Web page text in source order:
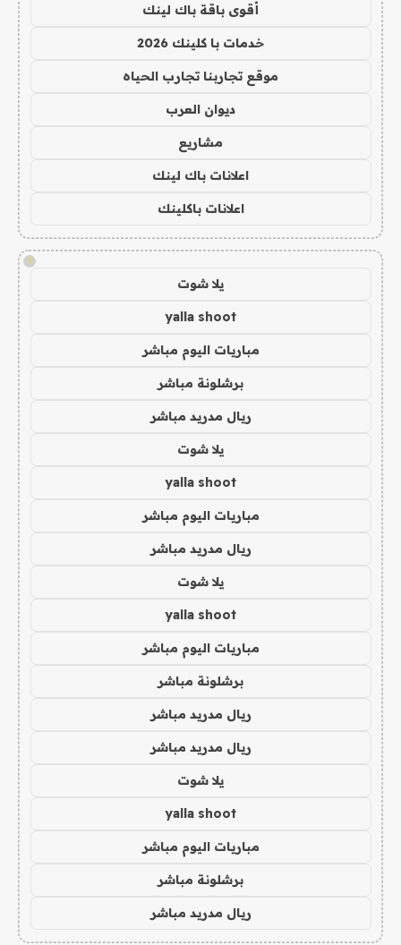
أقوى باقة باك لينك
خدمات با كلينك 2026
موقع تجاربنا تجارب الحياه
ديوان العرب
مشاريع
اعلانات باك لينك
اعلانات باكلينك
!
يلا شوت
yalla shoot
مباريات اليوم مباشر
برشلونة مباشر
ريال مدريد مباشر
يلا شوت
yalla shoot
مباريات اليوم مباشر
ريال مدريد مباشر
يلا شوت
yalla shoot
مباريات اليوم مباشر
برشلونة مباشر
ريال مدريد مباشر
ريال مدريد مباشر
يلا شوت
yalla shoot
مباريات اليوم مباشر
برشلونة مباشر
ريال مدريد مباشر